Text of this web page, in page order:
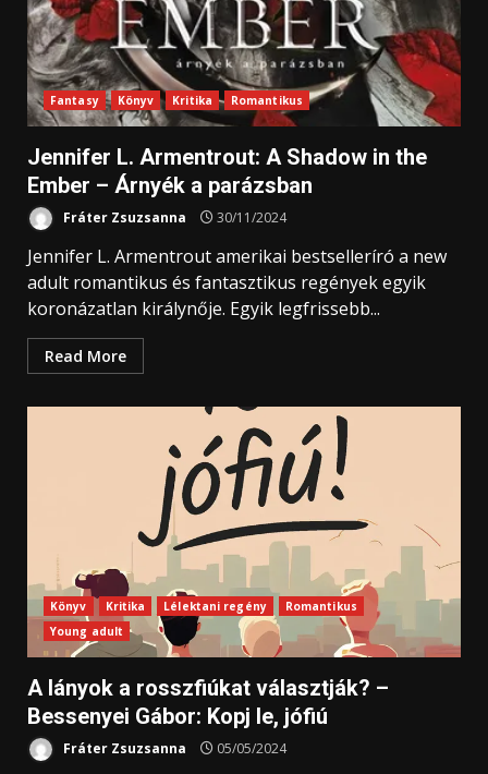
Fantasy Könyv Kritika Romantikus
Jennifer L. Armentrout: A ​Shadow in the
Ember – Árnyék a parázsban
Fráter Zsuzsanna 30/11/2024
Jennifer L. Armentrout amerikai bestselleríró a new
adult romantikus és fantasztikus regények egyik
koronázatlan királynője. Egyik legfrissebb...
Read More
Könyv Kritika Lélektani regény
Romantikus
Young adult
A lányok a rosszfiúkat választják? –
Bessenyei Gábor: Kopj le, jófiú
Fráter Zsuzsanna 05/05/2024